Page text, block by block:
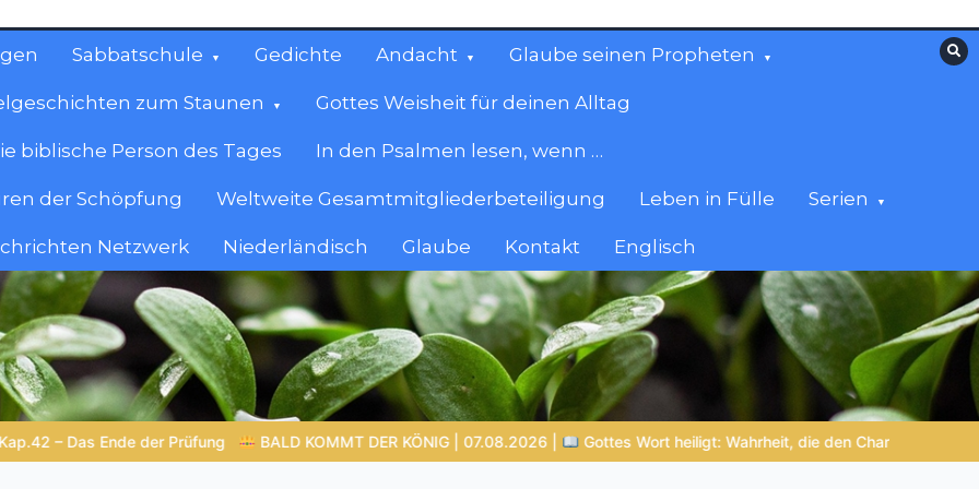
Sabbatschule Gedichte Andacht Glaube seinen Propheten
zum Staunen Gottes Weisheit für deinen Alltag
biblische Person des Tages In den Psalmen lesen, wenn …
der Schöpfung Weltweite Gesamtmitgliederbeteiligung Leben in Fülle Serien
Netzwerk Niederländisch Glaube Kontakt Englisch
DER KÖNIG | 07.08.2026 | Gottes Wort heiligt: Wahrheit, die den Charakter formt NOCH WACH? | 06.08.2026 |